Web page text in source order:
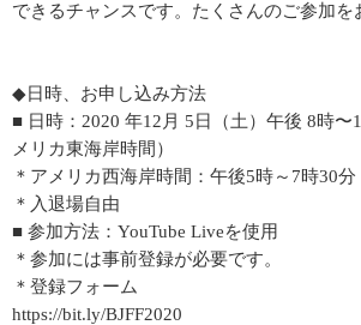
できるチャンスです。たくさんのご参加を
◆日時、お申し込み方法
■ 日時：2020 年12月 5日（土）午後 8時〜
メリカ東海岸時間）
＊アメリカ西海岸時間：午後5時～7時30分
＊入退場自由
■ 参加方法：YouTube Liveを使用
＊参加には事前登録が必要です。
＊登録フォーム
https://bit.ly/BJFF2020